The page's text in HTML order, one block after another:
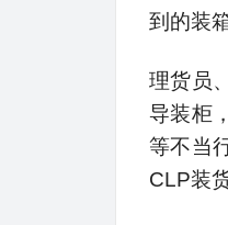
到的装
理货员
导装柜
等不当
CLP装